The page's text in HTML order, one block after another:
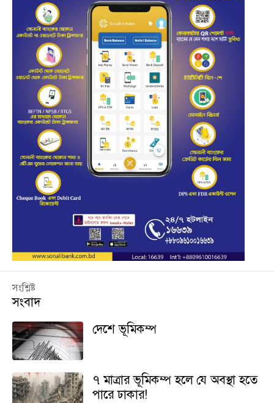
সংশ্লিষ্ট
সংবাদ
দেশে ভূমিকম্প
৭ মাত্রার ভূমিকম্প হলে যে অবস্থা হতে
পারে ঢাকার!